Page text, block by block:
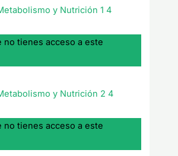
y Nutrición 14
no tienes acceso a este
y Nutrición 24
no tienes acceso a este